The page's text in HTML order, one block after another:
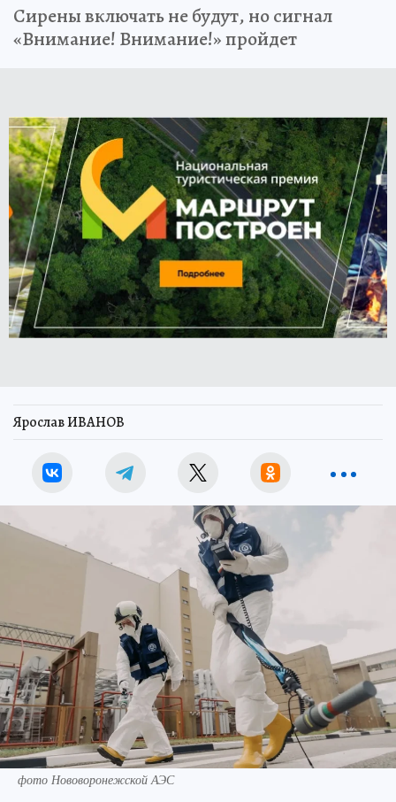
Сирены включать не будут, но сигнал
«Внимание! Внимание!» пройдет
Ярослав ИВАНОВ
фото Нововоронежской АЭС